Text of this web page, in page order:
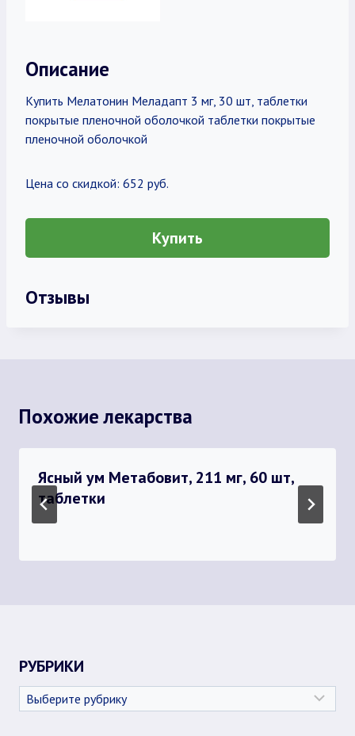
Описание
Купить Мелатонин Меладапт 3 мг, 30 шт, таблетки
покрытые пленочной оболочкой таблетки покрытые
пленочной оболочкой
Цена со скидкой: 652 руб.
Купить
Отзывы
Похожие лекарства
Ясный ум Метабовит, 211 мг, 60 шт,
таблетки
РУБРИКИ
Рубрики